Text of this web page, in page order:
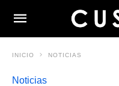
INICIO NOTICIAS
Noticias